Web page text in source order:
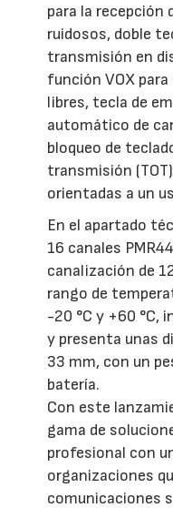
para la recepción
ruidosos, doble
transmisión en
función VOX
libres, tecla de
automático de
bloqueo de
transmisión
orientadas a un
En el apartado
16 canales
canalización de
rango de
-20 °C y +60 °C,
y presenta unas
33 mm, con un
batería.
Con este
gama de
profesional con
organizaciones
comunicaciones